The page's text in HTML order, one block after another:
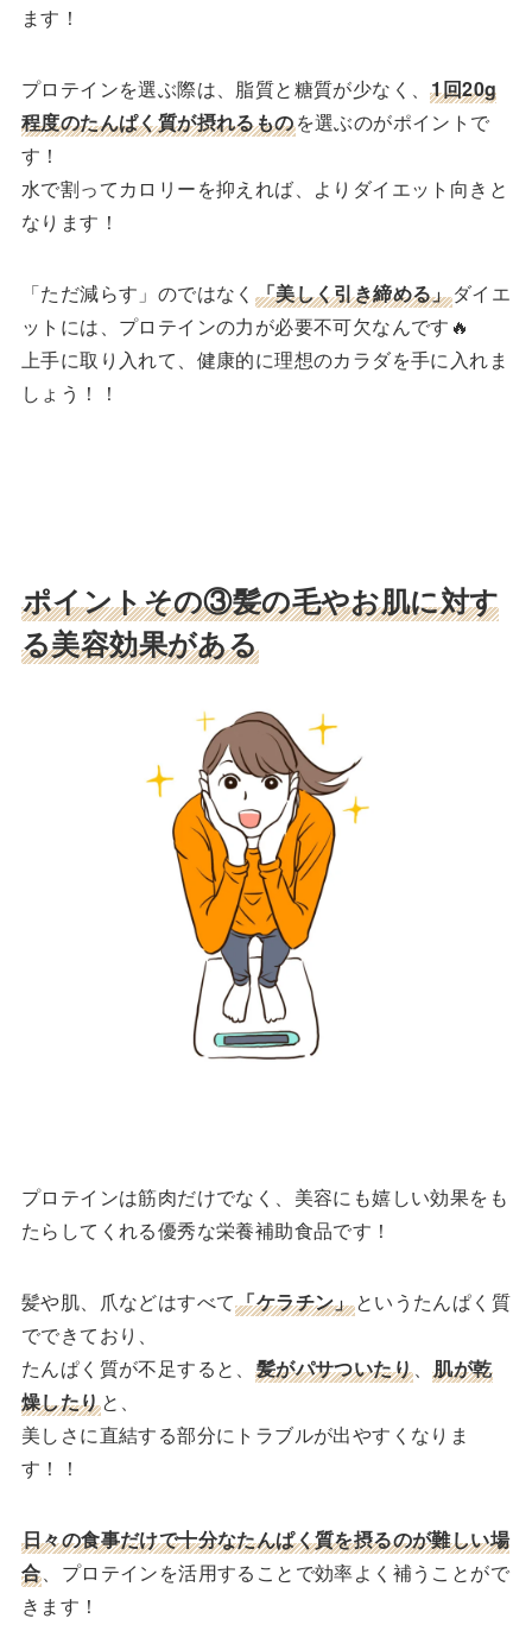
ます！
プロテインを選ぶ際は、脂質と糖質が少なく、1回20g
程度のたんぱく質が摂れるものを選ぶのがポイントで
す！
水で割ってカロリーを抑えれば、よりダイエット向きと
なります！
「ただ減らす」のではなく 「美しく引き締める」ダイエ
ットには、プロテインの力が必要不可欠なんです🔥
上手に取り入れて、健康的に理想のカラダを手に入れま
しょう！！
ポイントその③髪の毛やお肌に対す
る美容効果がある
プロテインは筋肉だけでなく、美容にも嬉しい効果をも
たらしてくれる優秀な栄養補助食品です！
髪や肌、爪などはすべて「ケラチン」というたんぱく質
でできており、
たんぱく質が不足すると、 髪がパサついたり、肌が乾
燥したりと、
美しさに直結する部分にトラブルが出やすくなりま
す！！
日々の食事だけで十分なたんぱく質を摂るのが難しい場
合、プロテインを活用することで効率よく補うことがで
きます！